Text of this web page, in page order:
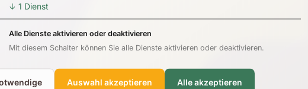
↓ 1 Dienst
Alle Dienste aktivieren oder deaktivieren
Mit diesem Schalter können Sie alle Dienste aktivieren oder deaktivieren.
Auswahl akzeptieren Alle akzeptieren